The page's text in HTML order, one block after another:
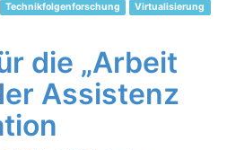
Technikfolgenforschung Virtualisierung
die „Arbeit
Assistenz